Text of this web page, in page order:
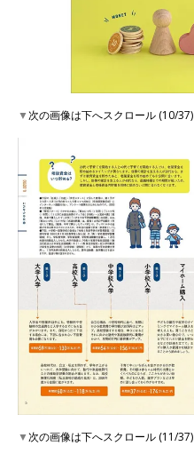
▼次の画像は下へスクロール (10/37)
▼次の画像は下へスクロール (11/37)